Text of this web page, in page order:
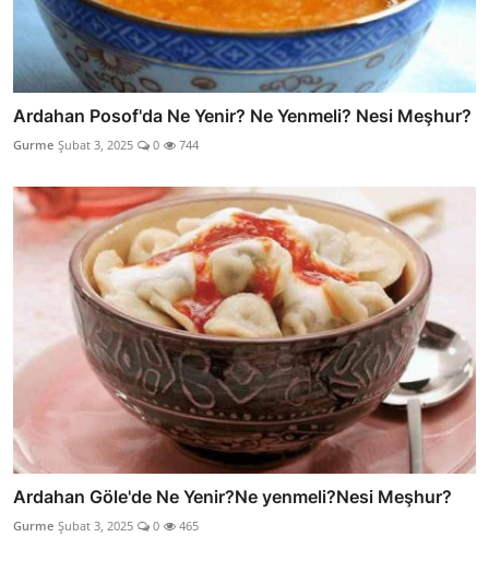
Ardahan Posof'da Ne Yenir? Ne Yenmeli? Nesi Meşhur?
Gurme Şubat 3, 2025 0 744
Ardahan Göle'de Ne Yenir?Ne yenmeli?Nesi Meşhur?
Gurme Şubat 3, 2025 0 465